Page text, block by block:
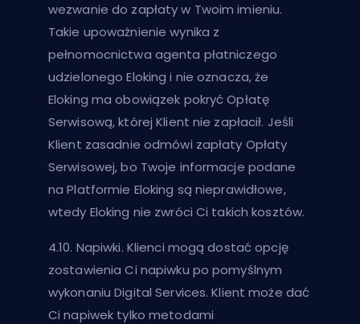
wezwanie do zapłaty w Twoim imieniu.
Takie upoważnienie wynika z
pełnomocnictwa agenta płatniczego
udzielonego Eloking i nie oznacza, że
Eloking ma obowiązek pokryć Opłatę
Serwisową, której Klient nie zapłacił. Jeśli
Klient zasadnie odmówi zapłaty Opłaty
Serwisowej, bo Twoje informacje podane
na Platformie Eloking są nieprawidłowe,
wtedy Eloking nie zwróci Ci takich kosztów.
4.10. Napiwki. Klienci mogą dostać opcję
zostawienia Ci napiwku po pomyślnym
wykonaniu Digital Services. Klient może dać
Ci napiwek tylko metodami